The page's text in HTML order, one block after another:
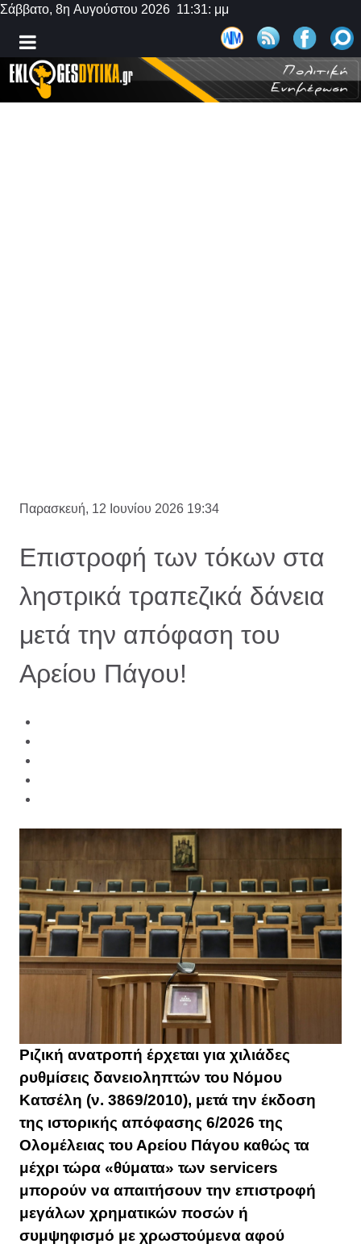
Σάββατο, 8η Αυγούστου 2026 11:31: μμ
Παρασκευή, 12 Ιουνίου 2026 19:34
Επιστροφή των τόκων στα
ληστρικά τραπεζικά δάνεια
μετά την απόφαση του
Αρείου Πάγου!
Ριζική ανατροπή έρχεται για χιλιάδες
ρυθμίσεις δανειοληπτών του Νόμου
Κατσέλη (ν. 3869/2010), μετά την έκδοση
της ιστορικής απόφασης 6/2026 της
Ολομέλειας του Αρείου Πάγου καθώς τα
μέχρι τώρα «θύματα» των servicers
μπορούν να απαιτήσουν την επιστροφή
μεγάλων χρηματικών ποσών ή
συμψηφισμό με χρωστούμενα αφού